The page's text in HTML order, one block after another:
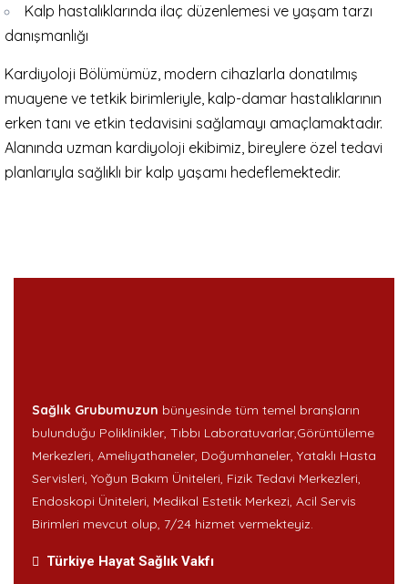
Kalp hastalıklarında ilaç düzenlemesi ve yaşam tarzı
danışmanlığı
Kardiyoloji Bölümümüz, modern cihazlarla donatılmış
muayene ve tetkik birimleriyle, kalp-damar hastalıklarının
erken tanı ve etkin tedavisini sağlamayı amaçlamaktadır.
Alanında uzman kardiyoloji ekibimiz, bireylere özel tedavi
planlarıyla sağlıklı bir kalp yaşamı hedeflemektedir.
Sağlık Grubumuzun bünyesinde tüm temel branşların
bulunduğu Poliklinikler, Tıbbı Laboratuvarlar,Görüntüleme
Merkezleri, Ameliyathaneler, Doğumhaneler, Yataklı Hasta
Servisleri, Yoğun Bakım Üniteleri, Fizik Tedavi Merkezleri,
Endoskopi Üniteleri, Medikal Estetik Merkezi, Acil Servis
Birimleri mevcut olup, 7/24 hizmet vermekteyiz.
Türkiye Hayat Sağlık Vakfı